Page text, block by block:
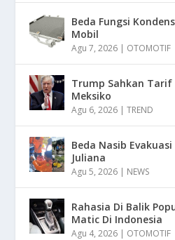
Beda Fungsi
Mobil
Agu 7, 2026 | OTOMOTIF
Trump Sahkan Tarif
Meksiko
Agu 6, 2026 |TREND
Beda Nasib
Juliana
Agu 5, 2026 | NEWS
Rahasia Di Balik
Matic Di Indonesia
Agu 4, 2026 | OTOMOTIF